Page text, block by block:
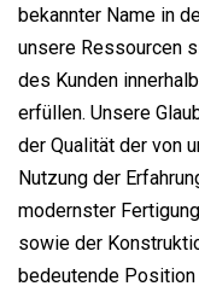
bekannter Name in
unsere Ressourcen
des Kunden
erfüllen. Unsere
der Qualität der von
Nutzung der
modernster
sowie der
bedeutende Position